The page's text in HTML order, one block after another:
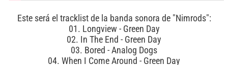
Este será el tracklist de la banda sonora de "Nimrods":
01. Longview - Green Day
02. In The End - Green Day
03. Bored - Analog Dogs
04. When I Come Around - Green Day